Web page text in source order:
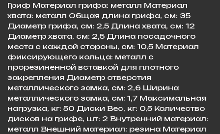
Гриф Материал грифа: металл Материал
хвата: металл Общая длина грифа, см: 35
Диаметр грифа, см: 2,5 Длина хвата, см: 12
Диаметр хвата, см: 2,5 Длина посадочного
места с каждой стороны, см: 10,5 Материал
фиксирующего кольца: металл с
прорезиненной вставкой для плотного
закрепления Диаметр отверстия
металлического замка, см: 2,6 Ширина
металлического замка, см: 1,7 Максимальная
нагрузка, кг: 50 Диски Вес, кг: 0,5 Количество
дисков на грифе, шт: 2 Внутренний материал:
металл Внешний материал: резина Материал